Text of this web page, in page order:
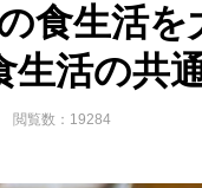
食生活
生活の共
閲覧数：19284